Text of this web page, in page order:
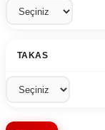
TAKAS